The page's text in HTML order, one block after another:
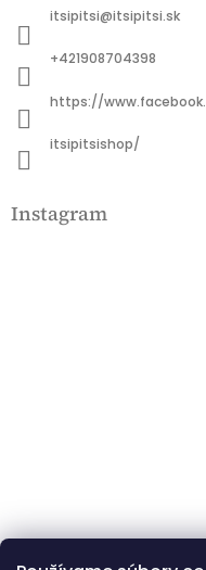
itsipitsi@itsipitsi.sk
+421908704398
https://
itsipitsishop/
Instagram